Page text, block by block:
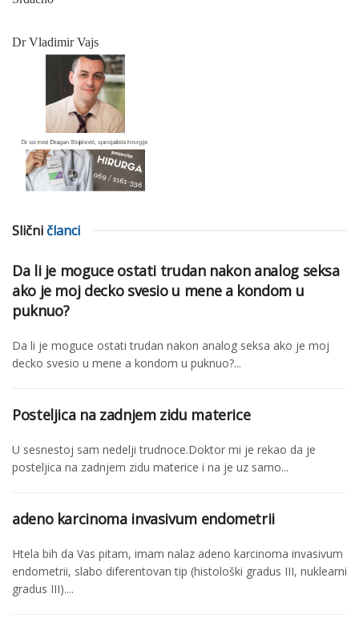
Dr Vladimir Vajs
Slični članci
Da li je moguce ostati trudan nakon analog seksa
ako je moj decko svesio u mene a kondom u
puknuo?
Da li je moguce ostati trudan nakon analog seksa ako je moj
decko svesio u mene a kondom u puknuo?...
Posteljica na zadnjem zidu materice
U sesnestoj sam nedelji trudnoce.Doktor mi je rekao da je
posteljica na zadnjem zidu materice i na je uz samo...
adeno karcinoma invasivum endometrii
Htela bih da Vas pitam, imam nalaz adeno karcinoma invasivum
endometrii, slabo diferentovan tip (histološki gradus III, nuklearni
gradus III)....